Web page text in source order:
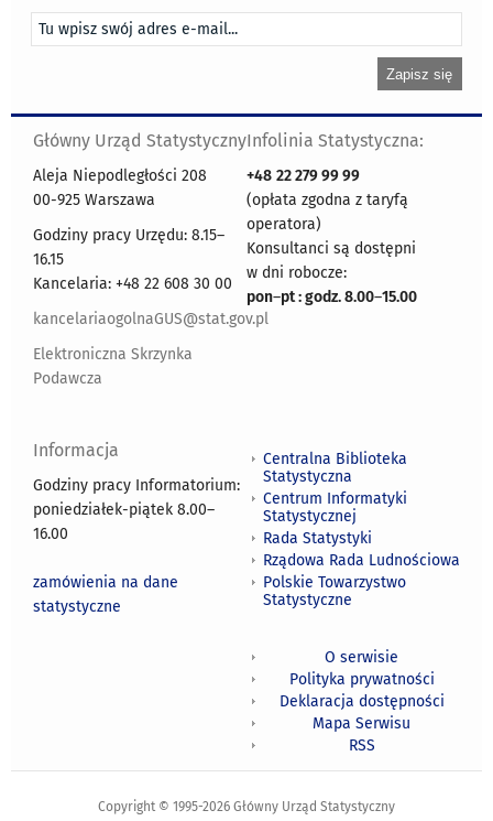
Główny Urząd Statystyczny
Aleja Niepodległości 208
00-925 Warszawa
Godziny pracy Urzędu: 8.15–
16.15
Kancelaria: +48 22 608 30 00
kancelariaogolnaGUS@stat.gov.pl
Elektroniczna Skrzynka
Podawcza
Infolinia Statystyczna:
+48 22 279 99 99
(opłata zgodna z taryfą
operatora)
Konsultanci są dostępni
w dni robocze:
pon–pt : godz. 8.00–15.00
Informacja
Godziny pracy Informatorium:
poniedziałek-piątek 8.00–
16.00
zamówienia na dane
statystyczne
Centralna Biblioteka
Statystyczna
Centrum Informatyki
Statystycznej
Rada Statystyki
Rządowa Rada Ludnościowa
Polskie Towarzystwo
Statystyczne
O serwisie
Polityka prywatności
Deklaracja dostępności
Mapa Serwisu
RSS
Copyright © 1995-2026 Główny Urząd Statystyczny